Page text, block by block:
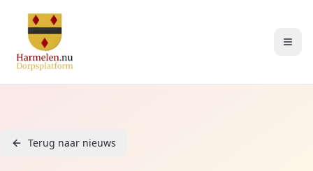
Terug naar nieuws